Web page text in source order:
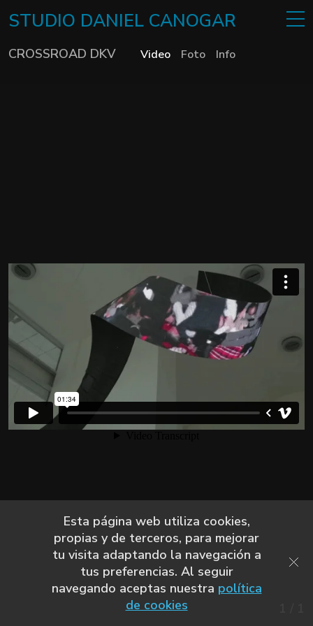
STUDIO DANIEL CANOGAR
CROSSROAD DKV Video Foto Info
Esta página web utiliza cookies,
propias y de terceros, para mejorar
tu visita adaptando la navegación a
tus preferencias. Al seguir
navegando aceptas nuestra política
de cookies